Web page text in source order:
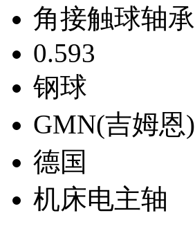
角接触球轴承
0.593
钢球
GMN(吉姆恩)
德国
机床电主轴